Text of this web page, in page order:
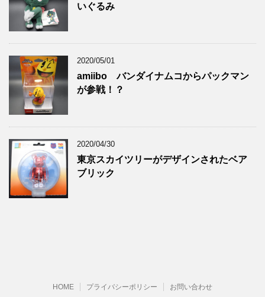
いぐるみ
2020/05/01
amiibo バンダイナムコからパックマン
が参戦！？
2020/04/30
東京スカイツリーがデザインされたベア
ブリック
HOME プライバシーポリシー お問い合わせ